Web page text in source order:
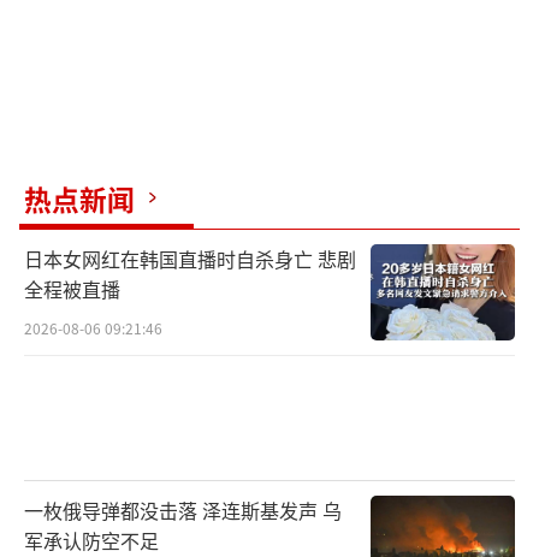
热点新闻
日本女网红在韩国直播时自杀身亡 悲剧
全程被直播
2026-08-06 09:21:46
一枚俄导弹都没击落 泽连斯基发声 乌
军承认防空不足